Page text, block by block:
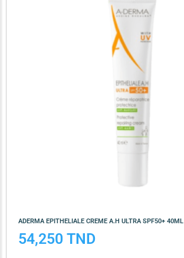
ADERMA EPITHELIALE CREME A.H ULTRA SPF50+ 40ML
54,250 TND